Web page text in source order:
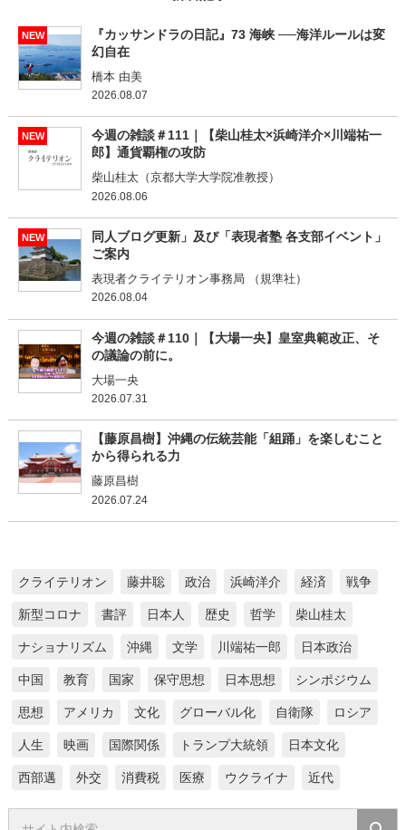
NEW
『カッサンドラの日記』73 海峡 ──海洋ルールは変
幻自在
橋本 由美
2026.08.07
NEW
今週の雑談＃111｜【柴山桂太×浜崎洋介×川端祐一
郎】通貨覇権の攻防
柴山桂太（京都大学大学院准教授）
2026.08.06
NEW
同人ブログ更新」及び「表現者塾 各支部イベント」
ご案内
表現者クライテリオン事務局 （規準社）
2026.08.04
今週の雑談＃110｜【大場一央】皇室典範改正、そ
の議論の前に。
大場一央
2026.07.31
【藤原昌樹】沖縄の伝統芸能「組踊」を楽しむこと
から得られる力
藤原昌樹
2026.07.24
クライテリオン 藤井聡 政治 浜崎洋介 経済 戦争
新型コロナ 書評 日本人 歴史 哲学 柴山桂太
ナショナリズム 沖縄 文学 川端祐一郎 日本政治
中国 教育 国家 保守思想 日本思想 シンポジウム
思想 アメリカ 文化 グローバル化 自衛隊 ロシア
人生 映画 国際関係 トランプ大統領 日本文化
西部邁 外交 消費税 医療 ウクライナ 近代